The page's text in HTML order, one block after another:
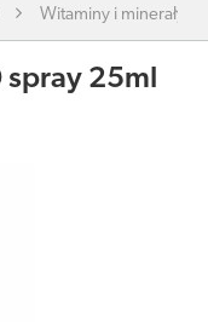
Witaminy i minerały
spray 25ml